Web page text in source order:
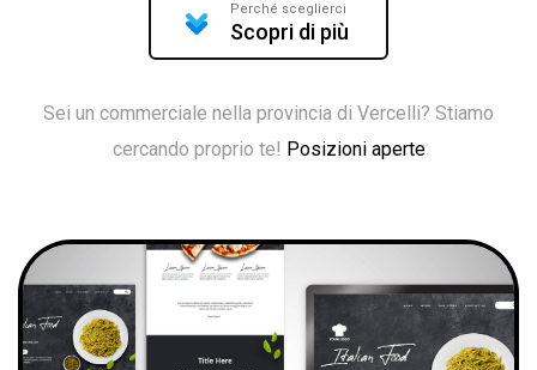
Perché sceglierci
Scopri di più
Sei un commerciale nella provincia di Vercelli? Stiamo
cercando proprio te! Posizioni aperte